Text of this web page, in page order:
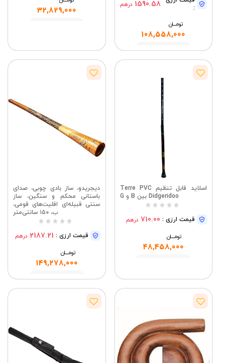
:
1590.58 درهم
تومــــــان
108,558,000
مشاهده
32,829,000
اسلاید قابل تنظیم Terre PVC
Didgeridoo بین B و G
قیمت ارزی : 710.00 درهم
تومــــــان
48,458,000
دیجریدو، ساز بادی چوبی، صدای
باستانی محکم و سنگین، ساز
سنتی قبیله‌ای اقلیت‌های قومی،
ب، ۱۵۰ سانتی‌متر
قیمت ارزی : 2187.21 درهم
تومــــــان
149,278,000
مشاهده